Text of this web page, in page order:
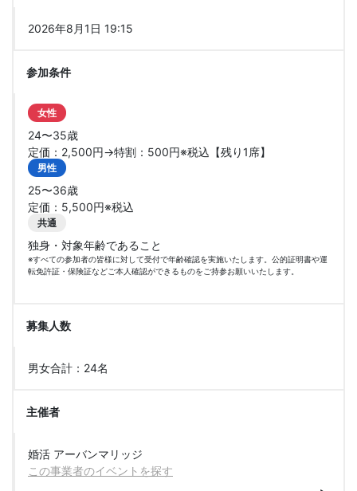
2026年8月1日 19:15
参加条件
女性
24〜35歳
定価：2,500円→特割：500円※税込【残り1席】
男性
25〜36歳
定価：5,500円※税込
共通
独身・対象年齢であること
※すべての参加者の皆様に対して受付で年齢確認を実施いたします。公的証明書や運
転免許証・保険証などご本人確認ができるものをご持参お願いいたします。
募集人数
男女合計：24名
主催者
婚活 アーバンマリッジ
この事業者のイベントを探す